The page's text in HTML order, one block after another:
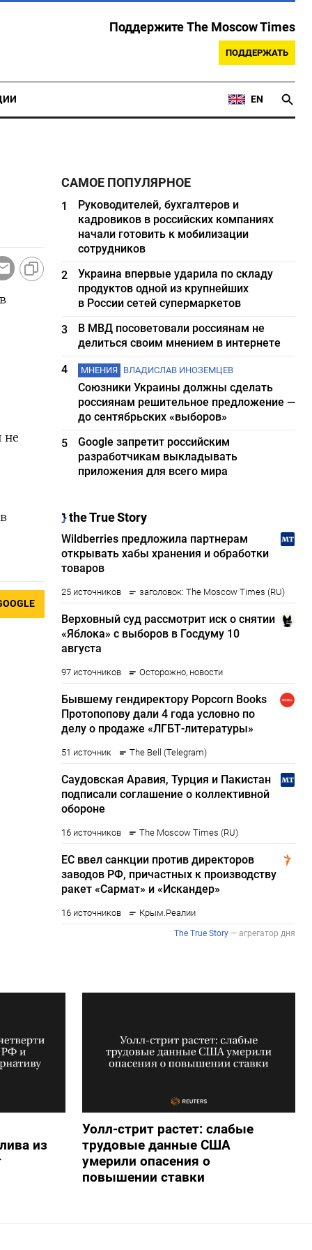
Поддержите The Moscow Times
ПОДДЕРЖАТЬ
EN
не
САМОЕ ПОПУЛЯРНОЕ
1
Руководителей, бухгалтеров и
кадровиков в российских компаниях
начали готовить к мобилизации
сотрудников
2
Украина впервые ударила по складу
продуктов одной из крупнейших
в России сетей супермаркетов
3
В МВД посоветовали россиянам не
делиться своим мнением в интернете
4
МНЕНИЯ ВЛАДИСЛАВ ИНОЗЕМЦЕВ
Союзники Украины должны сделать
россиянам решительное предложение —
до сентябрьских «выборов»
5
Google запретит российским
разработчикам выкладывать
приложения для всего мира
из
Уолл-стрит растет: слабые
трудовые данные США
умерили опасения о
повышении ставки